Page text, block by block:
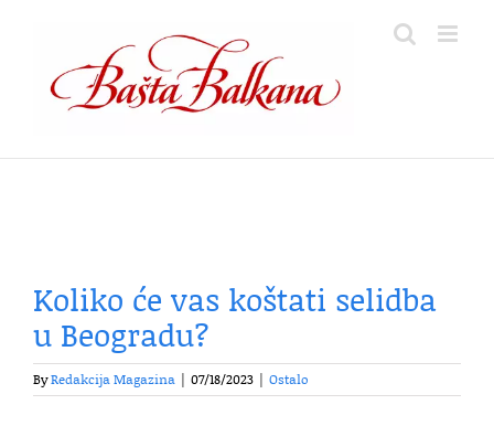
content
Koliko će vas koštati selidba
u Beogradu?
ByRedakcija Magazina 07/18/2023 Ostalo